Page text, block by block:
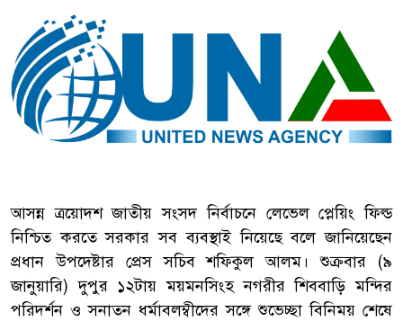
আসন্ন ত্রয়োদশ জাতীয় সংসদ নির্বাচনে লেভেল প্লেয়িং ফিল্ড
নিশ্চিত করতে সরকার সব ব্যবস্থাই নিয়েছে বলে জানিয়েছেন
প্রধান উপদেষ্টার প্রেস সচিব শফিকুল আলম। শুক্রবার (৯
জানুয়ারি) দুপুর ১২টায় ময়মনসিংহ নগরীর শিববাড়ি মন্দির
পরিদর্শন ও সনাতন ধর্মাবলম্বীদের সঙ্গে শুভেচ্ছা বিনিময় শেষে